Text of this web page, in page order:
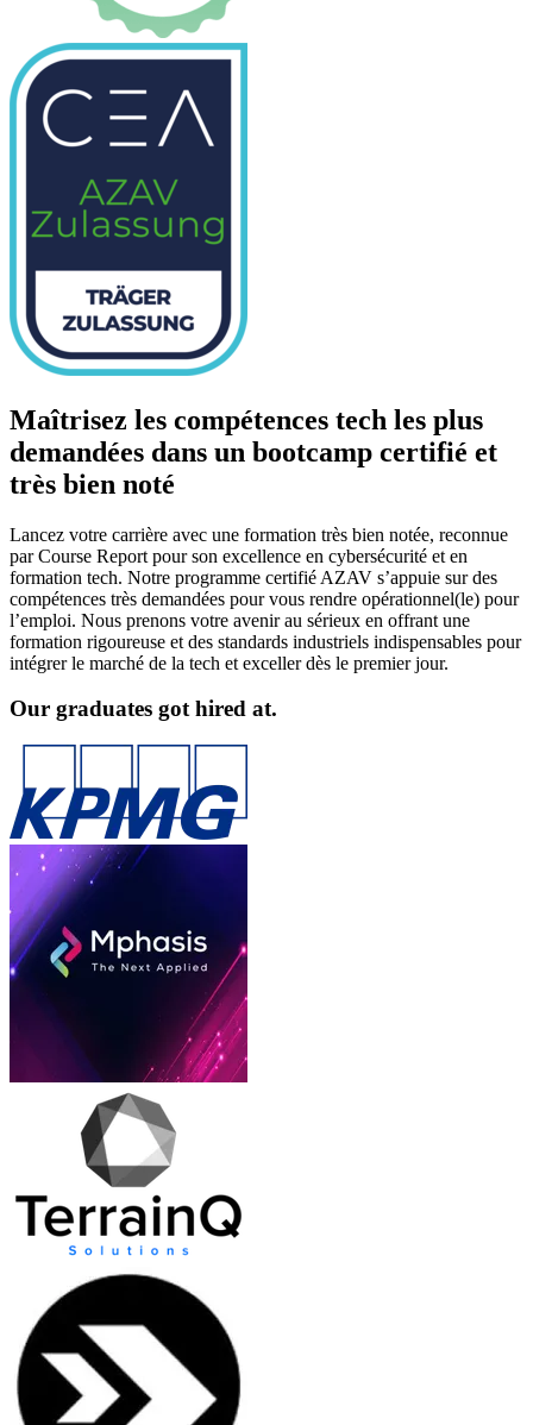
Maîtrisez les compétences tech les plus
demandées dans un bootcamp certifié et
très bien noté
Lancez votre carrière avec une formation très bien notée, reconnue
par Course Report pour son excellence en cybersécurité et en
formation tech. Notre programme certifié AZAV s’appuie sur des
compétences très demandées pour vous rendre opérationnel(le) pour
l’emploi. Nous prenons votre avenir au sérieux en offrant une
formation rigoureuse et des standards industriels indispensables pour
intégrer le marché de la tech et exceller dès le premier jour.
Our graduates got hired at.